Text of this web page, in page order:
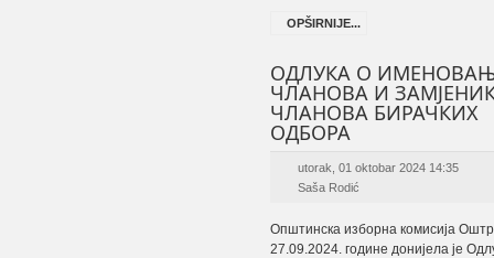
OPŠIRNIJE...
ОДЛУКА О
ЧЛАНОВА И
ЧЛАНОВА БИРАЧКИХ
ОДБОРА
utorak, 01 oktobar 2024 14:35
Saša Rodić
Општинска изборна комисија
27.09.2024. године донијела је